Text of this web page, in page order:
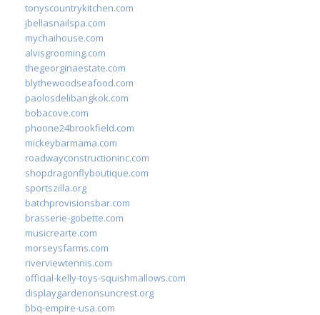
tonyscountrykitchen.com
jbellasnailspa.com
mychaihouse.com
alvisgrooming.com
thegeorginaestate.com
blythewoodseafood.com
paolosdelibangkok.com
bobacove.com
phoone24brookfield.com
mickeybarmama.com
roadwayconstructioninc.com
shopdragonflyboutique.com
sportszilla.org
batchprovisionsbar.com
brasserie-gobette.com
musicrearte.com
morseysfarms.com
riverviewtennis.com
official-kelly-toys-squishmallows.com
displaygardenonsuncrest.org
bbq-empire-usa.com